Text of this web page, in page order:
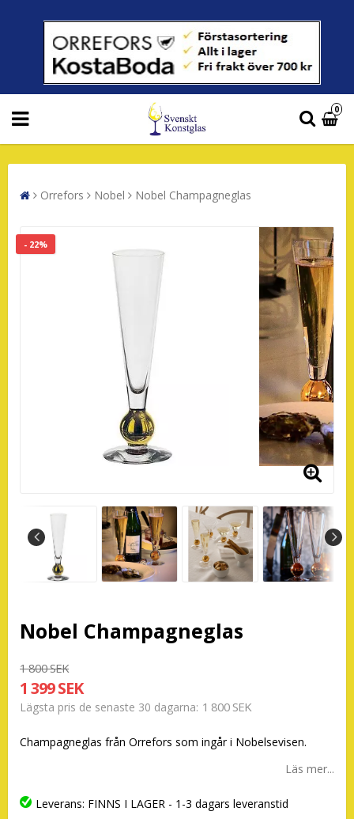
0
Orrefors Nobel Nobel Champagneglas
- 22%
Nobel Champagneglas
1 800 SEK
1 399 SEK
Lägsta pris de senaste 30 dagarna 1 800 SEK
Champagneglas från Orrefors som ingår i Nobelsevisen.
Läs mer...
Leverans: FINNS I LAGER - 1-3 dagars leveranstid